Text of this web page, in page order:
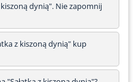
kiszoną dynią". Nie zapomnij
z kiszoną dynią" kup